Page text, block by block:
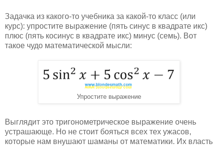
Задачка из какого-то учебника за какой-то класс (или
курс): упростите выражение (пять синус в квадрате икс)
плюс (пять косинус в квадрате икс) минус (семь). Вот
такое чудо математической мысли:
Упростите выражение
Выглядит это тригонометрическое выражение очень
устрашающе. Но не стоит бояться всех тех ужасов,
которые нам внушают шаманы от математики. Их власть